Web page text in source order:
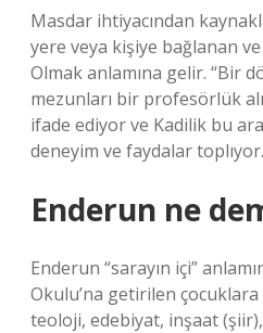
Masdar ihtiyacından
yere veya kişiye bağlanan
Olmak anlamına gelir. “Bir
mezunları bir profesörlük
ifade ediyor ve Kadilik bu
deneyim ve faydalar toplıyor.
Enderun ne
Enderun “sarayın içi”
Okulu’na getirilen
teoloji, edebiyat, inşaat